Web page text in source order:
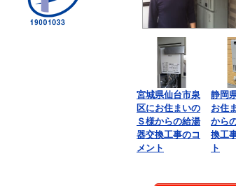
宮城県仙台市泉
区にお住まいの
Ｓ様からの給湯
器交換工事のコ
メント
静岡
お住
から
換工
ト